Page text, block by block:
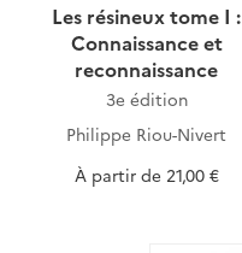
Les résineux tome I :
Connaissance et
reconnaissance
3e édition
Philippe Riou-Nivert
À partir de 21,00 €